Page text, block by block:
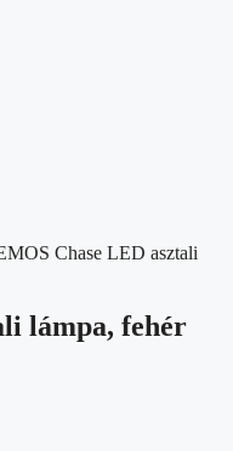
Chase LED asztali
lámpa, fehér